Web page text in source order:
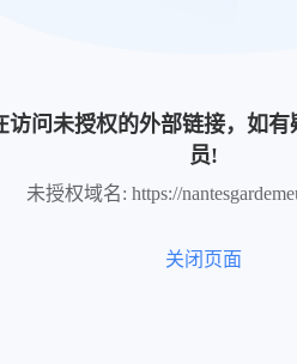
访问未授权的外部链接，如
员!
未授权域名: https://
关闭页面